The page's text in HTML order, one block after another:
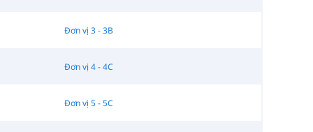
Đơn vị 3 - 3B
Đơn vị 4 - 4C
Đơn vị 5 - 5C